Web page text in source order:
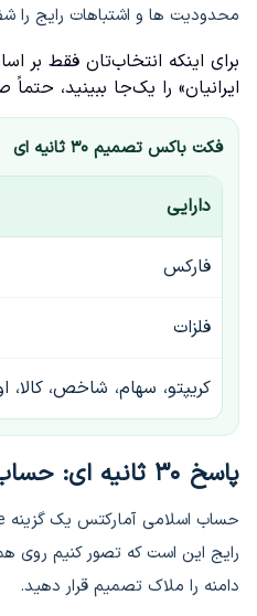
محدودیت ها و اشتباهات رایج را
برای اینکه انتخاب‌تان فقط
ایرانیان» را یک‌جا ببینید،
فکت باکس تصمیم ۳۰ ثانیه ای
دارایی
فارکس
فلزات
کریپتو، سهام، شاخص، کالا،
پاسخ ۳۰ ثانیه ای: حساب اسلامی آمارکتس چیست؟
رایج این است که تصور کنیم روی
دامنه را ملاک تصمیم قرار دهید.